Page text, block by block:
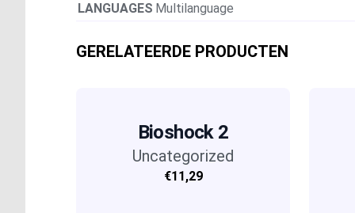
LANGUAGES Multilanguage
GERELATEERDE PRODUCTEN
Bioshock 2
Uncategorized
€11,29